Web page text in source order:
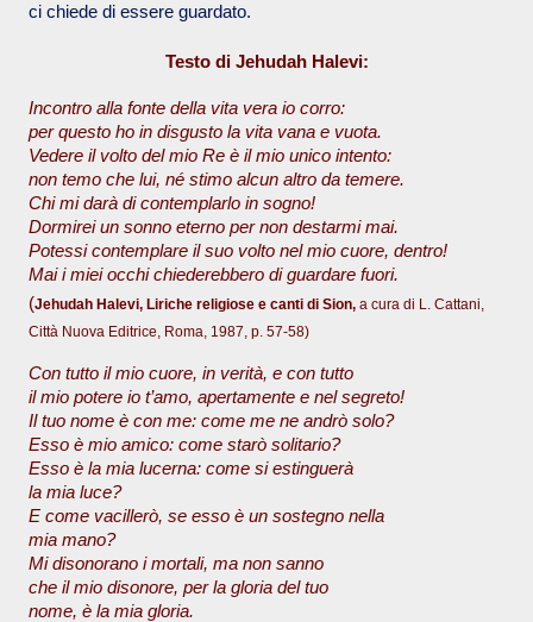
ci chiede di essere guardato.
Testo di Jehudah Halevi:
Incontro alla fonte della vita vera io corro:
per questo ho in disgusto la vita vana e vuota.
Vedere il volto del mio Re è il mio unico intento:
non temo che lui, né stimo alcun altro da temere.
Chi mi darà di contemplarlo in sogno!
Dormirei un sonno eterno per non destarmi mai.
Potessi contemplare il suo volto nel mio cuore, dentro!
Mai i miei occhi chiederebbero di guardare fuori.
(Jehudah Halevi, Liriche religiose e canti di Sion, a cura di L. Cattani,
Città Nuova Editrice, Roma, 1987, p. 57-58)
Con tutto il mio cuore, in verità, e con tutto
il mio potere io t’amo, apertamente e nel segreto!
Il tuo nome è con me: come me ne andrò solo?
Esso è mio amico: come starò solitario?
Esso è la mia lucerna: come si estinguerà
la mia luce?
E come vacillerò, se esso è un sostegno nella
mia mano?
Mi disonorano i mortali, ma non sanno
che il mio disonore, per la gloria del tuo
nome, è la mia gloria.